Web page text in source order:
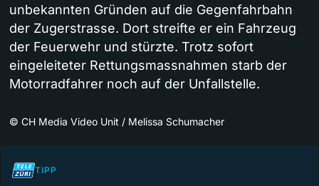
unbekannten Gründen auf die Gegenfahrbahn
der Zugerstrasse. Dort streifte er ein Fahrzeug
der Feuerwehr und stürzte. Trotz sofort
eingeleiteter Rettungsmassnahmen starb der
Motorradfahrer noch auf der Unfallstelle.
© CH Media Video Unit / Melissa Schumacher
TIPP